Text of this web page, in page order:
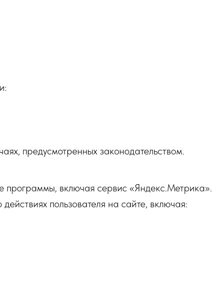
предусмотренных законодательством.
программы, включая сервис «Яндекс.Метрика».
пользователя на сайте, включая: